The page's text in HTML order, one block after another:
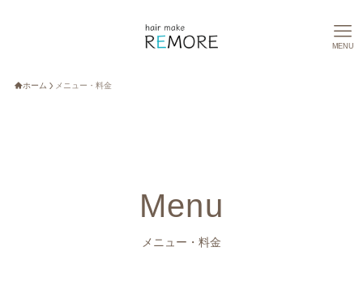
MENU
ホーム メニュー・料金
Menu
メニュー・料金